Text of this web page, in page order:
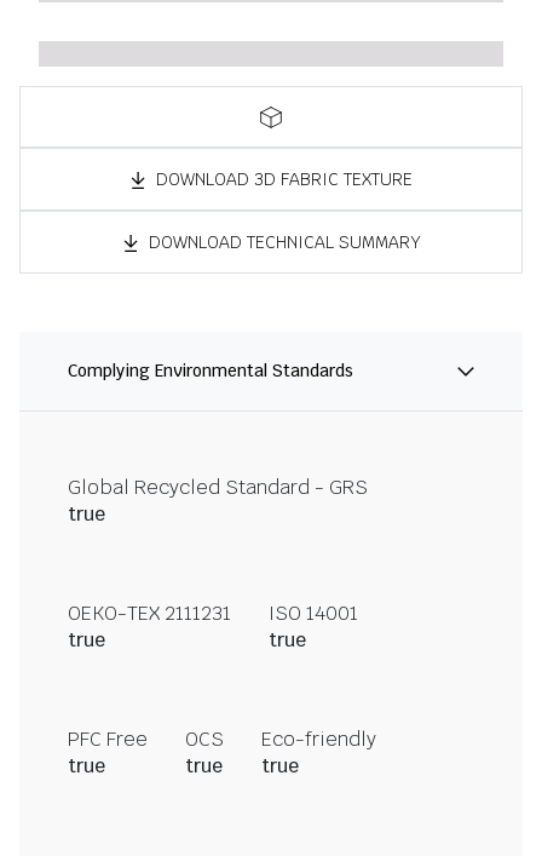
DOWNLOAD 3D FABRIC TEXTURE
DOWNLOAD TECHNICAL SUMMARY
Complying Environmental Standards
Global Recycled Standard - GRS
true
OEKO-TEX 2111231
true
ISO 14001
true
PFC Free
true
OCS
true
Eco-friendly
true